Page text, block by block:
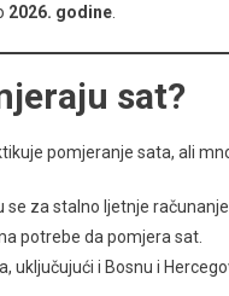
2026. godine
sat?
pomjeranje sata, ali
se za stalno ljetnje
potrebe da pomjera sat.
uključujući i Bosnu i